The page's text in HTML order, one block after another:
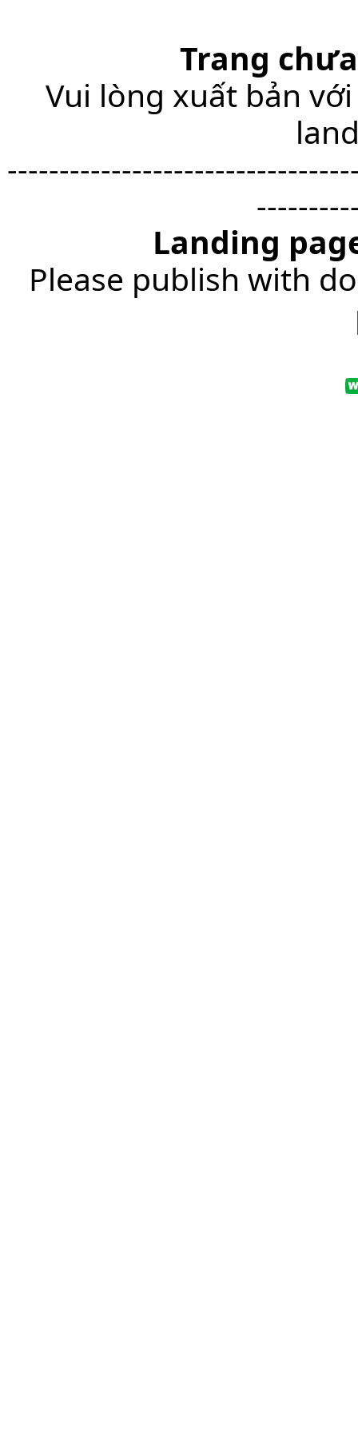
Trang
Vui lòng xuất bản
Landing
Please publish with